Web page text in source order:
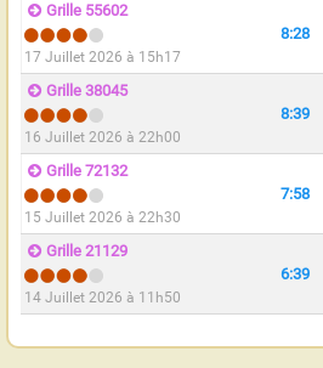
Grille 55602
17 Juillet 2026 à 15h17
8:28
Grille 38045
16 Juillet 2026 à 22h00
8:39
Grille 72132
15 Juillet 2026 à 22h30
7:58
Grille 21129
14 Juillet 2026 à 11h50
6:39